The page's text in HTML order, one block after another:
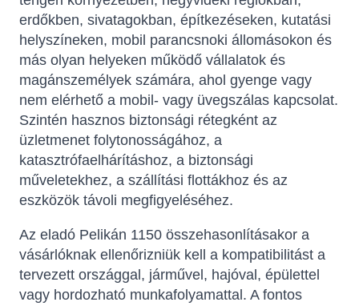
erdőkben, sivatagokban, építkezéseken, kutatási
helyszíneken, mobil parancsnoki állomásokon és
más olyan helyeken működő vállalatok és
magánszemélyek számára, ahol gyenge vagy
nem elérhető a mobil- vagy üvegszálas kapcsolat.
Szintén hasznos biztonsági rétegként az
üzletmenet folytonosságához, a
katasztrófaelhárításhoz, a biztonsági
műveletekhez, a szállítási flottákhoz és az
eszközök távoli megfigyeléséhez.
Az eladó Pelikán 1150 összehasonlításakor a
vásárlóknak ellenőrizniük kell a kompatibilitást a
tervezett országgal, járművel, hajóval, épülettel
vagy hordozható munkafolyamattal. A fontos